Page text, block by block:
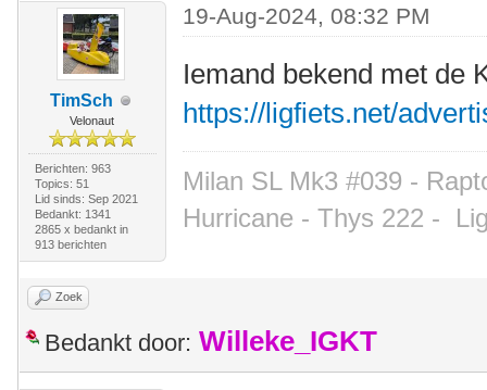
TimSch
Velonaut
Berichten: 963
Topics: 51
Lid sinds: Sep 2021
Bedankt: 1341
2865 x bedankt in
913 berichten
19-Aug-2024, 08:32 PM
Iemand bekend met de
https://ligfiets.net/
Milan SL Mk3 #039 -
Hurricane - Thys 222 -
Zoek
Bedankt door: Willeke_IGKT